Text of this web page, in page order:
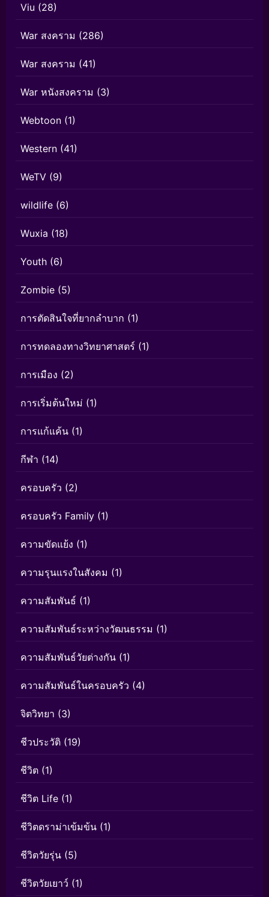
Viu (28)
War สงคราม (286)
War สงคราม (41)
War หนังสงคราม (3)
Webtoon (1)
Western (41)
WeTV (9)
wildlife (6)
Wuxia (18)
Youth (6)
Zombie (5)
การตัดสินใจที่ยากลำบาก (1)
การทดลองทางวิทยาศาสตร์ (1)
การเมือง (2)
การเริ่มต้นใหม่ (1)
การแก้แค้น (1)
กีฬา (14)
ครอบครัว (2)
ครอบครัว Family (1)
ความขัดแย้ง (1)
ความรุนแรงในสังคม (1)
ความสัมพันธ์ (1)
ความสัมพันธ์ระหว่างวัฒนธรรม (1)
ความสัมพันธ์วัยต่างกัน (1)
ความสัมพันธ์ในครอบครัว (4)
จิตวิทยา (3)
ชีวประวัติ (19)
ชีวิต (1)
ชีวิต Life (1)
ชีวิตดราม่าเข้มข้น (1)
ชีวิตวัยรุ่น (5)
ชีวิตวัยเยาว์ (1)